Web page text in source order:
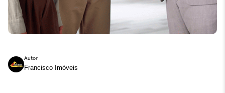
Autor
Francisco Imóveis